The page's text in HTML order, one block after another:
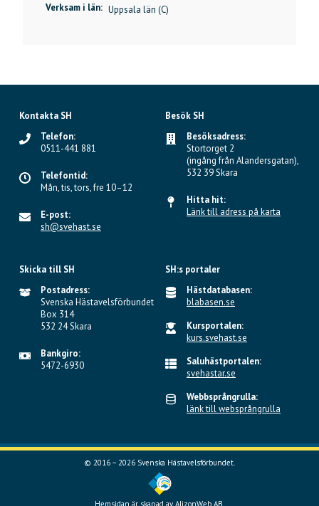
Verksam i län: Uppsala län (C)
Kontakta SH
Telefon:
0511-441 881
Telefontid:
Mån, tis, tors, fre 10–12
E-post:
sh@svehast.se
Besök SH
Besöksadress:
Stortorget 2
(ingång från Alandersgatan),
532 39 Skara
Hitta hit:
Länk till adress på karta
Skicka till SH
Postadress:
Svenska Hästavelsförbundet
Box 314
532 24 Skara
Bankgiro:
5472-6930
SH:s portaler
Hästdatabasen:
blabasen.se
Kursportalen:
kurs.svehast.se
Saluhästportalen:
svehastar.se
Webbsprångrulla:
länk till websprångrulla
© 2016 – 2026 Svenska Hästavelsförbundet.
Hemsidan är skapad av AlizonWeb AB.